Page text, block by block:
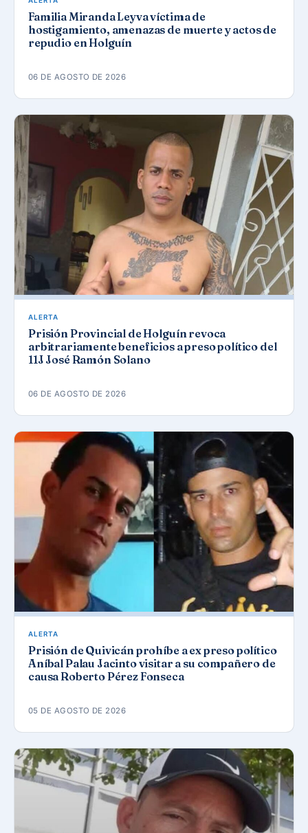
Familia Miranda Leyva víctima de
hostigamiento, amenazas de muerte y actos de
repudio en Holguín
06 DE AGOSTO DE 2026
ALERTA
Prisión Provincial de Holguín revoca
arbitrariamente beneficios a preso político del
11J José Ramón Solano
06 DE AGOSTO DE 2026
ALERTA
Prisión de Quivicán prohíbe a ex preso político
Aníbal Palau Jacinto visitar a su compañero de
causa Roberto Pérez Fonseca
05 DE AGOSTO DE 2026